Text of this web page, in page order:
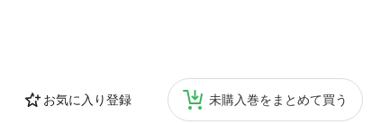
お気に入り登録 未購入巻をまとめて買う